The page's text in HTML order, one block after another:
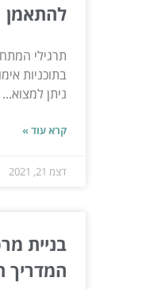
להתאמן
תרגילי
בתוכניות
ניתן למצוא...
קרא עוד »
דצמ 21, 2021
בניית
המדריך